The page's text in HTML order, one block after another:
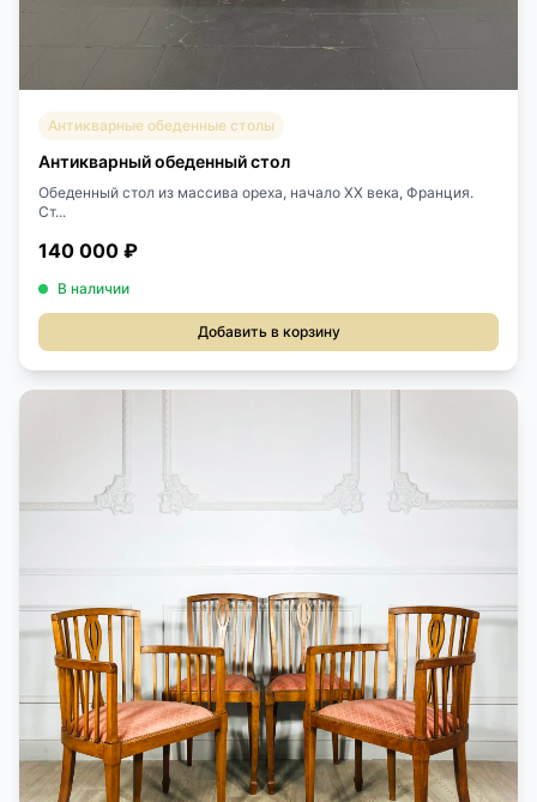
Антикварные обеденные столы
Антикварный обеденный стол
Обеденный стол из массива ореха, начало ХХ века, Франция.
Ст...
140 000 ₽
В наличии
Добавить в корзину